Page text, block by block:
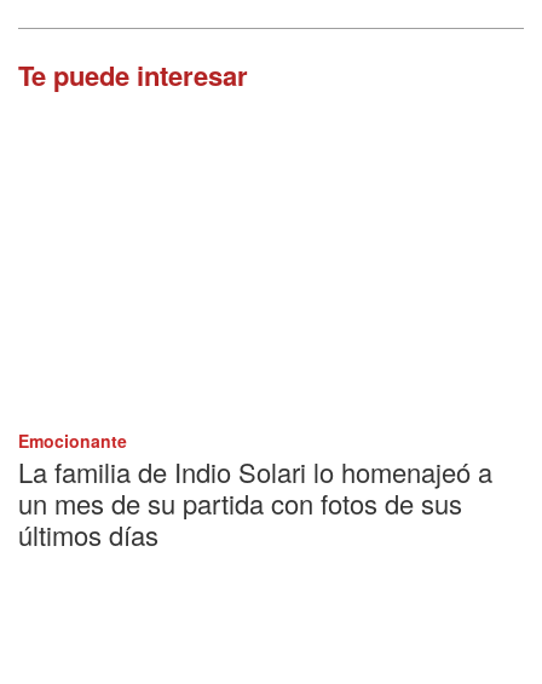
Te puede interesar
Emocionante
La familia de Indio Solari lo homenajeó a
un mes de su partida con fotos de sus
últimos días